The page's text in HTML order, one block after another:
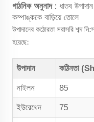
গাঠনিক অনুনাদ : ধাতব
কম্পাঙ্ককে বাড়িয়ে তোলে
উপাদানের কঠোরতা সরাসরি শব্দ
হয়েছে:
উপাদান কঠিনতা
নাইলন 85
ইউরেথেন 75